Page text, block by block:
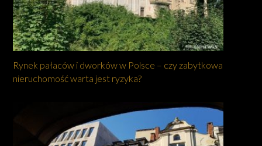
Rynek pałaców i dworków w Polsce – czy zabytkowa
nieruchomość warta jest ryzyka?